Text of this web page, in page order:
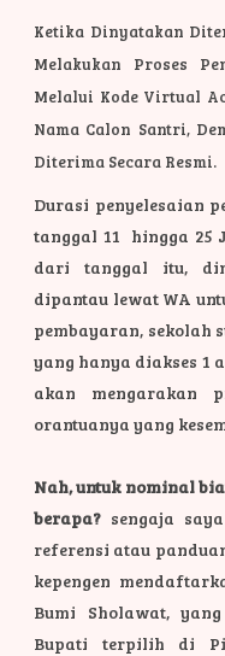
Ketika Dinyatakan
Melakukan Proses
Melalui Kode Virtual
Nama Calon Santri,
Diterima Secara Resmi.
Durasi penyelesaian
tanggal 11 hingga 25
dari tanggal itu,
dipantau lewat WA
pembayaran, sekolah
yang hanya diakses 1
akan mengarakan
orantuanya yang
Nah, untuk nominal
berapa? sengaja
referensi atau
kepengen
Bumi Sholawat,
Bupati terpilih di